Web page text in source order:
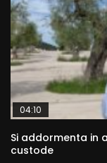
04:10
Si addormenta in
custode